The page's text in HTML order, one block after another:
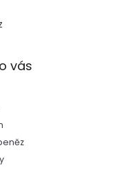
vás